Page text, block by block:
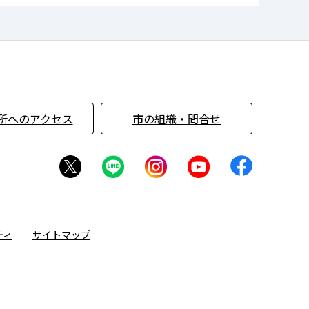
へのアクセス 市の組織・問合せ
サイトマップ